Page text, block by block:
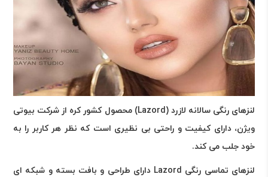
لنزهای رنگی سالانه لازرد (Lazord)محصول کشور کره از شرکت بیوتی
ویژن، دارای کیفیت و راحتی بی نظیری است که نظر هر کاربر را به
خود جلب می کند.
لنزهای تماسی رنگی Lazordدارای طراحی و بافت بسته و شبکه ای